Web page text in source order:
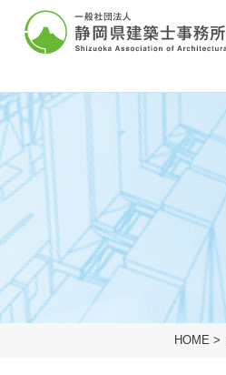
グローバルナビ
協会概要
建築士事務所とは
業務の流れ
協会概要
建築士事務所とは
業務の流れ
入会案内
協会への入会方法
HOME >